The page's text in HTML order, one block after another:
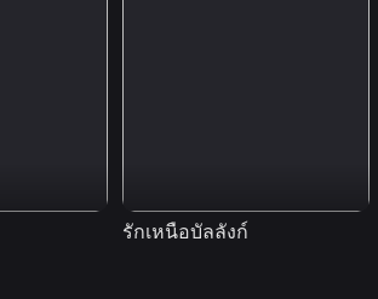
รักเหนือบัลลังก์